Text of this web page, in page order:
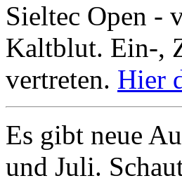
Sieltec Open -
Kaltblut. Ein-,
vertreten. Hier
Es gibt neue
und Juli.